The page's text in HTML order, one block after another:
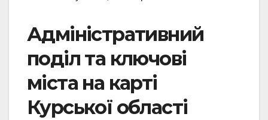
Адміністративний
поділ та ключові
міста на карті
Курської області